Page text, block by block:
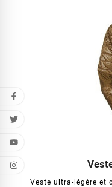
Veste ultra-légère et
